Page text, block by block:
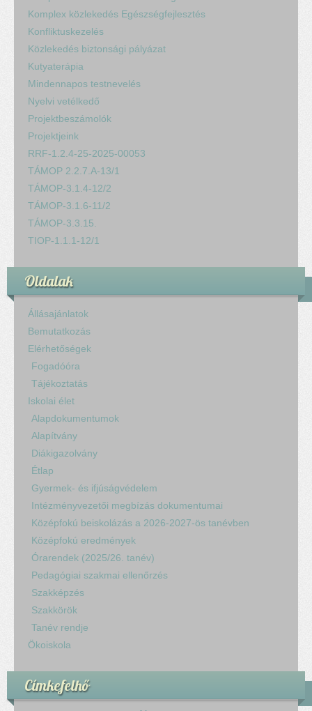
Komplex közlekedés Egészségfejlesztés
Konfliktuskezelés
Közlekedés biztonsági pályázat
Kutyaterápia
Mindennapos testnevelés
Nyelvi vetélkedő
Projektbeszámolók
Projektjeink
RRF-1.2.4-25-2025-00053
TÁMOP 2.2.7.A-13/1
TÁMOP-3.1.4-12/2
TÁMOP-3.1.6-11/2
TÁMOP-3.3.15.
TIOP-1.1.1-12/1
Oldalak
Állásajánlatok
Bemutatkozás
Elérhetőségek
Fogadóóra
Tájékoztatás
Iskolai élet
Alapdokumentumok
Alapítvány
Diákigazolvány
Étlap
Gyermek- és ifjúságvédelem
Intézményvezetői megbízás dokumentumai
Középfokú beiskolázás a 2026-2027-ös tanévben
Középfokú eredmények
Órarendek (2025/26. tanév)
Pedagógiai szakmai ellenőrzés
Szakképzés
Szakkörök
Tanév rendje
Ökoiskola
Címkefelhő